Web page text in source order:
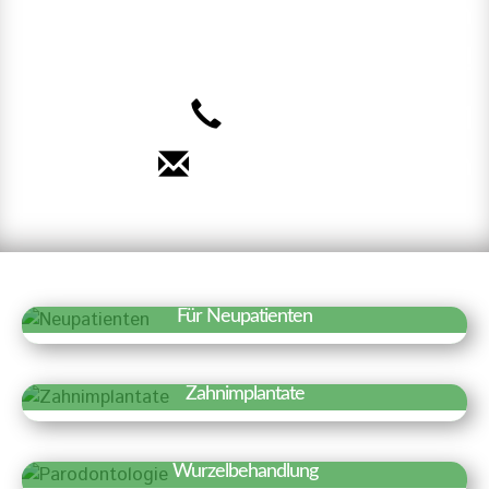
Für Neupatienten
Wir freuen uns über Ihr Interesse an
unserer Praxis. Auf einen Blick haben wir
Informationen für einen ersten Termin
Erfahren Sie mehr »
Zahnimplantate
Zahnimplantate sind künstliche
Erfahren Sie mehr »
Wurzelbehandlung